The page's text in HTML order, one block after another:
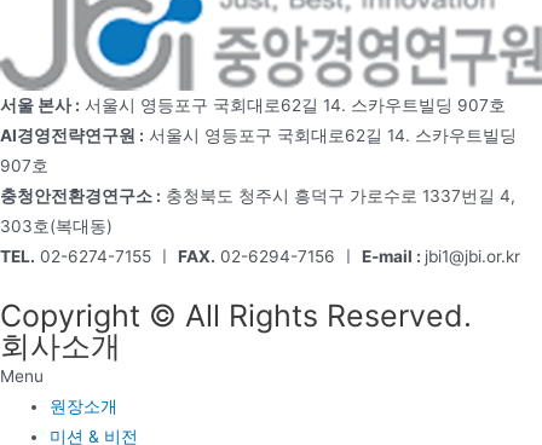
서울 본사 : 서울시 영등포구 국회대로62길 14. 스카우트빌딩 907호
AI경영전략연구원 : 서울시 영등포구 국회대로62길 14. 스카우트빌딩
907호
충청안전환경연구소 : 충청북도 청주시 흥덕구 가로수로 1337번길 4,
303호(복대동)
TEL. 02-6274-7155 ㅣ FAX. 02-6294-7156 ㅣ E-mail : jbi1@jbi.or.kr
Copyright © All Rights Reserved.
회사소개
Menu
원장소개
미션 & 비전